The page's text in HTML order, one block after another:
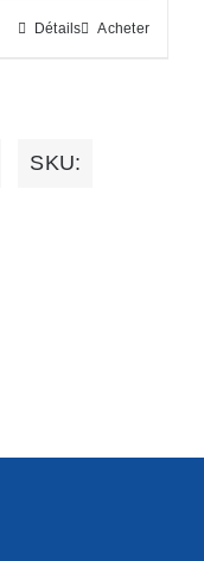
Acheter
Détails
SKU: